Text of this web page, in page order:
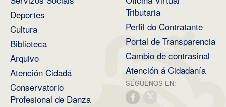
Deportes
Cultura
Biblioteca
Arquivo
Atención Cidadá
Conservatorio
Profesional de Danza
Tributaria
Perfil do Contratante
Portal de Transparencia
Cambio de contrasinal
Atención á Cidadanía
SÉGUENOS EN: